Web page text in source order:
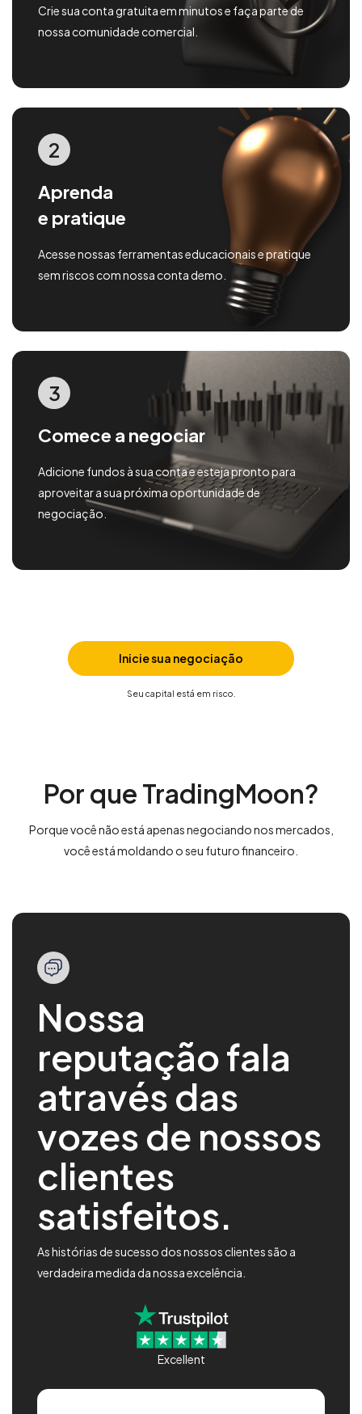
Crie sua conta gratuita em minutos e faça parte de
nossa comunidade comercial.
2
Aprenda
e pratique
Acesse nossas ferramentas educacionais e pratique
sem riscos com nossa conta demo.
3
Comece a negociar
Adicione fundos à sua conta e esteja pronto para
aproveitar a sua próxima oportunidade de
negociação.
Inicie sua negociação
Seu capital está em risco.
Por que TradingMoon?
Porque você não está apenas negociando nos mercados,
você está moldando o seu futuro financeiro.
Nossa
reputação fala
através das
vozes de nossos
clientes
satisfeitos.
As histórias de sucesso dos nossos clientes são a
verdadeira medida da nossa excelência.
Excellent